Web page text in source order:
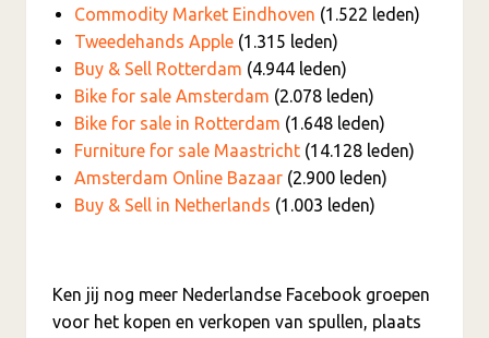
Commodity Market Eindhoven (1.522 leden)
Tweedehands Apple (1.315 leden)
Buy & Sell Rotterdam (4.944 leden)
Bike for sale Amsterdam (2.078 leden)
Bike for sale in Rotterdam (1.648 leden)
Furniture for sale Maastricht (14.128 leden)
Amsterdam Online Bazaar (2.900 leden)
Buy & Sell in Netherlands (1.003 leden)
Ken jij nog meer Nederlandse Facebook groepen
voor het kopen en verkopen van spullen, plaats